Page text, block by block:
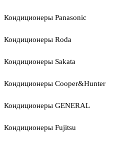
Кондиционеры Panasonic
Кондиционеры Roda
Кондиционеры Sakata
Кондиционеры Cooper&Hunter
Кондиционеры GENERAL
Кондиционеры Fujitsu